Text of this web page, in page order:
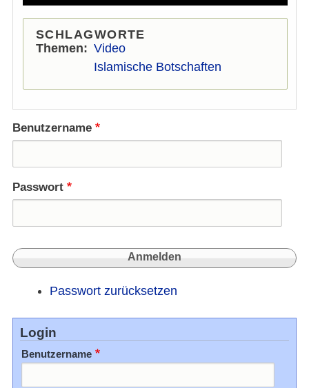
SCHLAGWORTE
Themen
Video
Islamische Botschaften
Benutzername
Passwort
Passwort zurücksetzen
Login
Benutzername